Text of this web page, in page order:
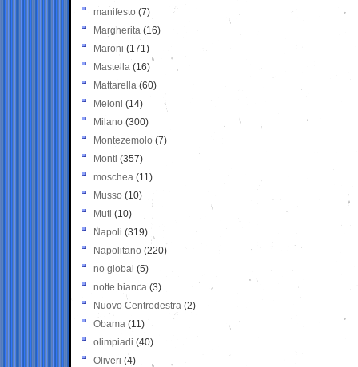
manifesto (7)
Margherita (16)
Maroni (171)
Mastella (16)
Mattarella (60)
Meloni (14)
Milano (300)
Montezemolo (7)
Monti (357)
moschea (11)
Musso (10)
Muti (10)
Napoli (319)
Napolitano (220)
no global (5)
notte bianca (3)
Nuovo Centrodestra (2)
Obama (11)
olimpiadi (40)
Oliveri (4)